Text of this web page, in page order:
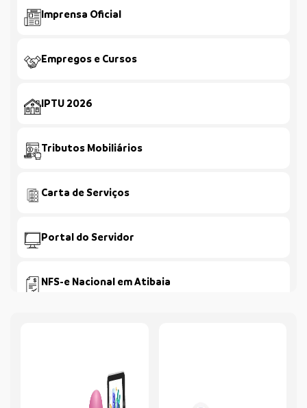
Imprensa Oficial
Empregos e Cursos
IPTU 2026
Tributos Mobiliários
Carta de Serviços
Portal do Servidor
NFS-e Nacional em Atibaia
Cultura Atibaia